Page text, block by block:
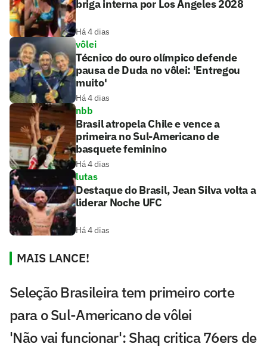
briga interna por Los Angeles 2028
Há 4 dias
vôlei
Técnico do ouro olímpico defende
pausa de Duda no vôlei: 'Entregou
muito'
Há 4 dias
nbb
Brasil atropela Chile e vence a
primeira no Sul-Americano de
basquete feminino
Há 4 dias
lutas
Destaque do Brasil, Jean Silva volta a
liderar Noche UFC
Há 4 dias
MAIS LANCE!
Seleção Brasileira tem primeiro corte
para o Sul-Americano de vôlei
'Não vai funcionar': Shaq critica 76ers de